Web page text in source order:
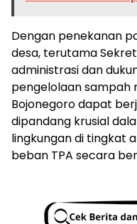
Dengan penekanan
desa, terutama
administrasi dan
pengelolaan sampah
Bojonegoro dapat
dipandang krusial
lingkungan di tingkat
beban TPA secara